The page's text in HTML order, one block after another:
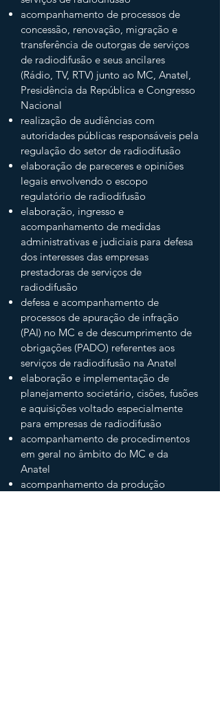
acompanhamento de processos de
concessão, renovação, migração e
transferência de outorgas de serviços
de radiodifusão e seus ancilares
(Rádio, TV, RTV) junto ao MC, Anatel,
Presidência da República e Congresso
Nacional
realização de audiências com
autoridades públicas responsáveis pela
regulação do setor de radiodifusão
elaboração de pareceres e opiniões
legais envolvendo o escopo
regulatório de radiodifusão
elaboração, ingresso e
acompanhamento de medidas
administrativas e judiciais para defesa
dos interesses das empresas
prestadoras de serviços de
radiodifusão
defesa e acompanhamento de
processos de apuração de infração
(PAI) no MC e de descumprimento de
obrigações (PADO) referentes aos
serviços de radiodifusão na Anatel
elaboração e implementação de
planejamento societário, cisões, fusões
e aquisições voltado especialmente
para empresas de radiodifusão
acompanhamento de procedimentos
em geral no âmbito do MC e da
Anatel
acompanhamento da produção